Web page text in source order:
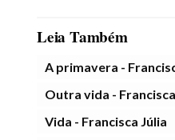
Leia Também
A primavera -
Outra vida -
Vida - Francisca Júlia